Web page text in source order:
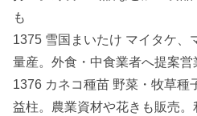
も
1375 雪国まいたけ マイタケ、
量産。外食・中食業者へ提案
1376 カネコ種苗 野菜・牧草種
益柱。農業資材や花きも販売